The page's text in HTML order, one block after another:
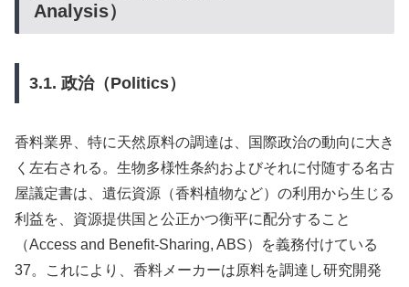
Analysis）
3.1. 政治（Politics）
香料業界、特に天然原料の調達は、国際政治の動向に大き
く左右される。生物多様性条約およびそれに付随する名古
屋議定書は、遺伝資源（香料植物など）の利用から生じる
利益を、資源提供国と公正かつ衡平に配分すること
（Access and Benefit-Sharing, ABS）を義務付けている
37。これにより、香料メーカーは原料を調達し研究開発